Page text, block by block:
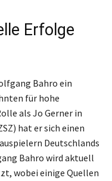
Erfolge
Bahro ein
für hohe
als Jo Gerner in
hat er sich einen
Deutschlands
Bahro wird aktuell
wobei einige Quellen